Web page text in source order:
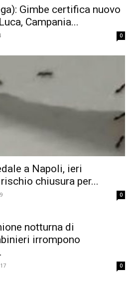
Gimbe certifica nuovo
Campania...
0
a Napoli, ieri
chiusura per...
0
notturna di
irrompono
0